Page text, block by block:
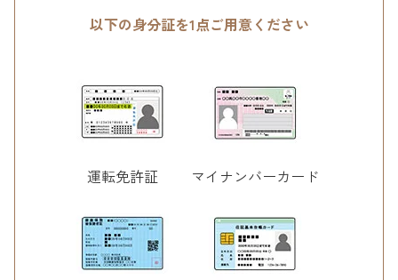
以下の身分証を1点ご用意ください
運転免許証 マイナンバーカード